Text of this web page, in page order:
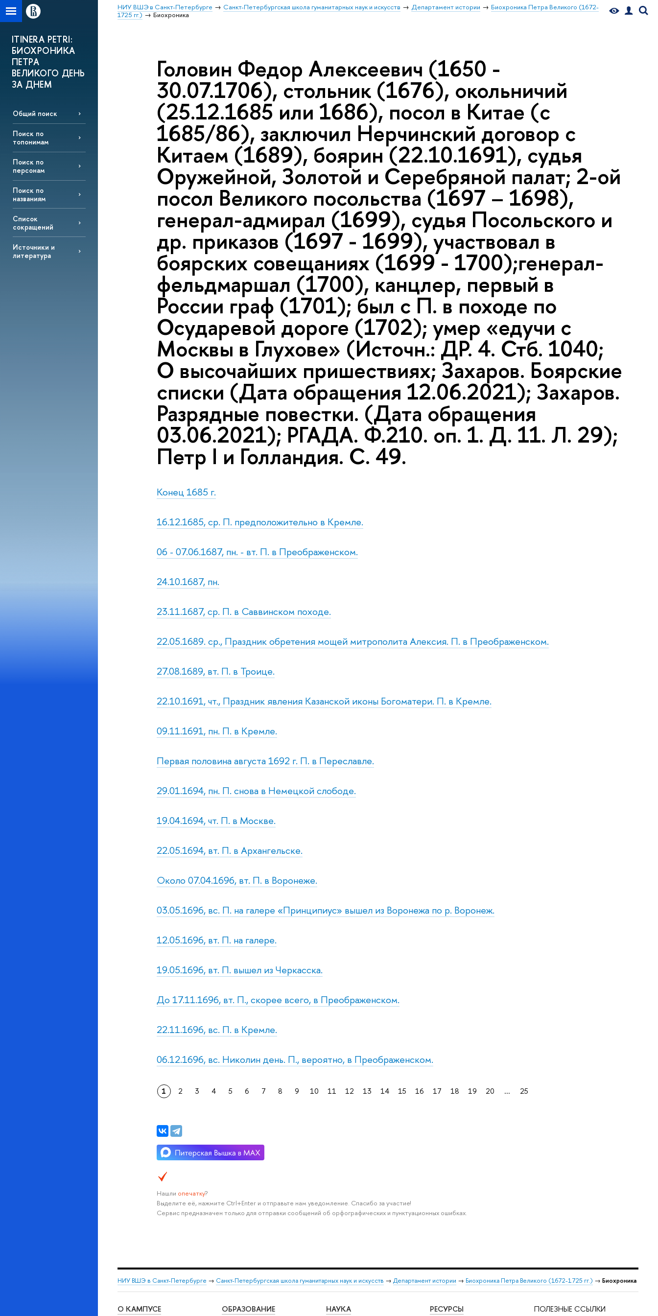
НИУ ВШЭ в Санкт-Петербурге Санкт-Петербургская школа гуманитарных наук и искусств Департамент истории
Биохроника Петра Великого (1672-
1725 гг.)
Биохроника
ITINERA PETRI:
БИОХРОНИКА
ПЕТРА
ВЕЛИКОГО ДЕНЬ
ЗА ДНЕМ
Общий поиск
Поиск по
топонимам
Поиск по
персонам
Поиск по
названиям
Список
сокращений
Источники и
литература
Головин Федор Алексеевич (1650 -
30.07.1706), стольник (1676), окольничий
(25.12.1685 или 1686), посол в Китае (с
1685/86), заключил Нерчинский договор с
Китаем (1689), боярин (22.10.1691), судья
Оружейной, Золотой и Серебряной палат; 2-ой
посол Великого посольства (1697 – 1698),
генерал-адмирал (1699), судья Посольского и
др. приказов (1697 - 1699), участвовал в
боярских совещаниях (1699 - 1700);генерал-
фельдмаршал (1700), канцлер, первый в
России граф (1701); был с П. в походе по
Осударевой дороге (1702); умер «едучи с
Москвы в Глухове» (Источн.: ДР. 4. Стб. 1040;
О высочайших пришествиях; Захаров. Боярские
списки (Дата обращения 12.06.2021); Захаров.
Разрядные повестки. (Дата обращения
03.06.2021); РГАДА. Ф.210. оп. 1. Д. 11. Л. 29);
Петр I и Голландия. С. 49.
Конец 1685 г.
16.12.1685, ср. П. предположительно в Кремле.
06 - 07.06.1687, пн. - вт. П. в Преображенском.
24.10.1687, пн.
23.11.1687, ср. П. в Саввинском походе.
22.05.1689. ср., Праздник обретения мощей митрополита Алексия. П. в Преображенском.
27.08.1689, вт. П. в Троице.
22.10.1691, чт., Праздник явления Казанской иконы Богоматери. П. в Кремле.
09.11.1691, пн. П. в Кремле.
Первая половина августа 1692 г. П. в Переславле.
29.01.1694, пн. П. снова в Немецкой слободе.
19.04.1694, чт. П. в Москве.
22.05.1694, вт. П. в Архангельске.
Около 07.04.1696, вт. П. в Воронеже.
03.05.1696, вс. П. на галере «Принципиус» вышел из Воронежа по р. Воронеж.
12.05.1696, вт. П. на галере.
19.05.1696, вт. П. вышел из Черкасска.
До 17.11.1696, вт. П., скорее всего, в Преображенском.
22.11.1696, вс. П. в Кремле.
06.12.1696, вс. Николин день. П., вероятно, в Преображенском.
1 2 3 4 5 6 7 8 9 10 11 12 13 14 15 16 17 18 19 20 ... 25
Нашли опечатку?
Выделите её, нажмите Ctrl+Enter и отправьте нам уведомление. Спасибо за участие!
Сервис предназначен только для отправки сообщений об орфографических и пунктуационных ошибках.
НИУ ВШЭ в Санкт-Петербурге → Санкт-Петербургская школа гуманитарных наук и искусств → Департамент истории → Биохроника Петра Великого (1672-1725 гг.) → Биохроника
О КАМПУСЕ ОБРАЗОВАНИЕ НАУКА РЕСУРСЫ ПОЛЕЗНЫЕ ССЫЛКИ